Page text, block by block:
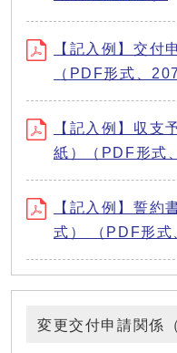
【記入例】交付
（PDF形式、
【記入例】収
紙）（PDF形式
【記入例】誓約
式） （PDF形式
変更交付申請関係